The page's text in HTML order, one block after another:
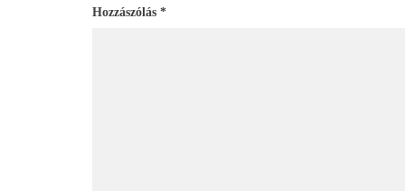
Hozzászólás *